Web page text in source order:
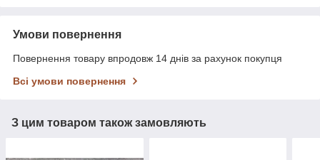
Умови повернення
Повернення товару впродовж 14 днів за рахунок покупця
Всі умови повернення
З цим товаром також замовляють